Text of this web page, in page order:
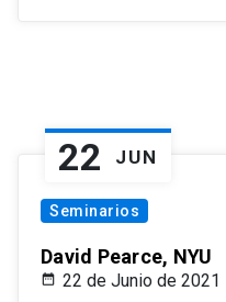
22 JUN
Seminarios
David Pearce, NYU
22 de Junio de 2021